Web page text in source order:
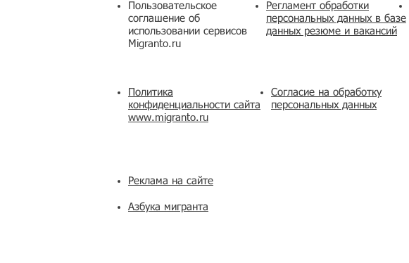
Пользовательское
соглашение об
использовании сервисов
Migranto.ru
Регламент обработки
персональных данных в базе
данных резюме и вакансий
Политика
конфиденциальности сайта
www.migranto.ru
Согласие на обработку
персональных данных
Реклама на сайте
Азбука мигранта